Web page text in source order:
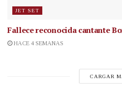
JET SET
Fallece reconocida cantante
HACE 4 SEMANAS
CARGAR